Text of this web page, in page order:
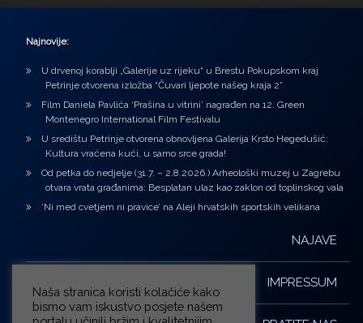
Najnovije:
U drvenoj korablji „Galerije uz rijeku“ u Brestu Pokupskom kraj
Petrinje otvorena izložba “Čuvari ljepote našeg kraja 2”
Film Daniela Pavlića ‘Prašina u vitrini’ nagrađen na 12. Green
Montenegro International Film Festivalu
U središtu Petrinje otvorena obnovljena Galerija Krsto Hegedušić:
Kultura vraćena kući, u samo srce grada!
Od petka do nedjelje (31.7. – 2.8.2026.) Arheološki muzej u Zagrebu
otvara vrata građanima: Besplatan ulaz kao zaklon od toplinskog vala
‘Ni med cvetjem ni pravice’ na Aleji hrvatskih sportskih velikana
NAJAVE
IMPRESSUM
Naša stranica koristi kolačiće kako
bismo vam iskustvo posjete našem